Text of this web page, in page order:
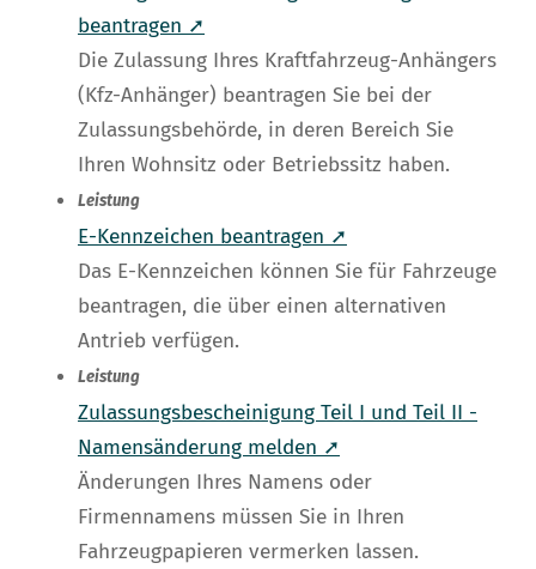
beantragen ➚
Die Zulassung Ihres Kraftfahrzeug-Anhängers
(Kfz-Anhänger) beantragen Sie bei der
Zulassungsbehörde, in deren Bereich Sie
Ihren Wohnsitz oder Betriebssitz haben.
Leistung
E-Kennzeichen beantragen ➚
Das E-Kennzeichen können Sie für Fahrzeuge
beantragen, die über einen alternativen
Antrieb verfügen.
Leistung
Zulassungsbescheinigung Teil I und Teil II -
Namensänderung melden ➚
Änderungen Ihres Namens oder
Firmennamens müssen Sie in Ihren
Fahrzeugpapieren vermerken lassen.